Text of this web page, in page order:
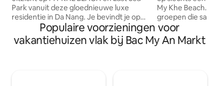
Park vanuit deze gloednieuwe luxe
residentie in Da Nang. Je bevindt je op
slechts een steenworp afstand van het
strand, restaurants, cafés, winkels en
lokale bezienswaardigheden. Geniet van
My Khe Beach. 5
groepen die
willen.
sauna om te
strand.
Populaire voorzieningen voor
vakantiehuizen vlak bij Bac My An Markt